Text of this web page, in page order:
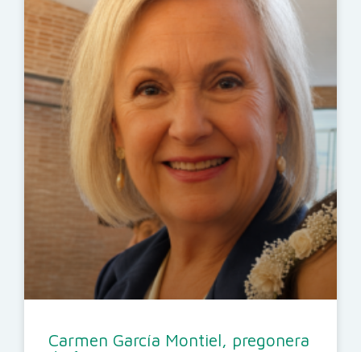
Carmen García Montiel, pregonera